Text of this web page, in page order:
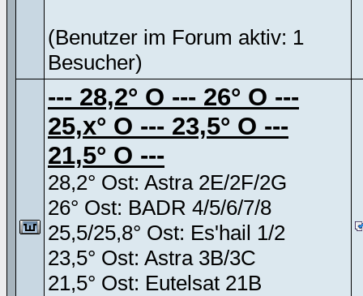
(Benutzer im Forum aktiv: 1
Besucher)
--- 28,2° O --- 26° O ---
25,x° O --- 23,5° O ---
21,5° O ---
28,2° Ost: Astra 2E/2F/2G
26° Ost: BADR 4/5/6/7/8
25,5/25,8° Ost: Es'hail 1/2
23,5° Ost: Astra 3B/3C
21,5° Ost: Eutelsat 21B